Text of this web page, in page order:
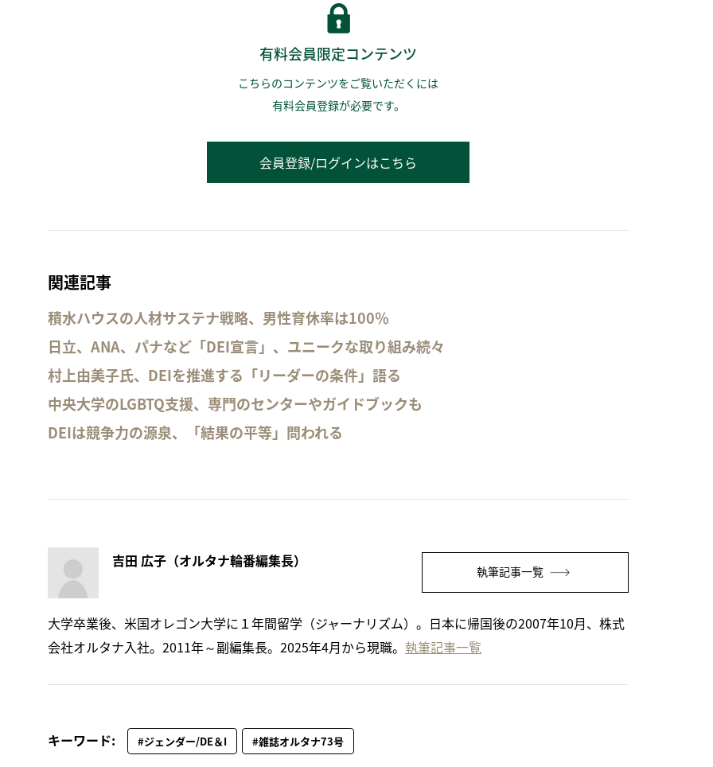
有料会員限定コンテンツ
こちらのコンテンツをご覧いただくには
有料会員登録が必要です。
会員登録/ログインはこちら
関連記事
積水ハウスの人材サステナ戦略、男性育休率は100％
日立、ANA、パナなど「DEI宣言」、ユニークな取り組み続々
村上由美子氏、DEIを推進する「リーダーの条件」語る
中央大学のLGBTQ支援、専門のセンターやガイドブックも
DEIは競争力の源泉、「結果の平等」問われる
吉田 広子（オルタナ輪番編集長）
執筆記事一覧
大学卒業後、米国オレゴン大学に１年間留学（ジャーナリズム）。日本に帰国後の2007年10月、株式
会社オルタナ入社。2011年～副編集長。2025年4月から現職。 執筆記事一覧
キーワード: #ジェンダー/DE＆I #雑誌オルタナ73号